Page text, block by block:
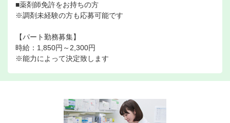
■薬剤師免許をお持ちの方
※調剤未経験の方も応募可能です
【パート勤務募集】
時給：1,850円～2,300円
※能力によって決定致します